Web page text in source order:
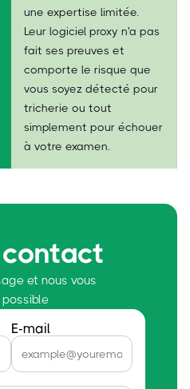
une expertise limitée.
Leur logiciel proxy n'a pas
fait ses preuves et
comporte le risque que
vous soyez détecté pour
tricherie ou tout
simplement pour échouer
à votre examen.
et nous vous
E-mail